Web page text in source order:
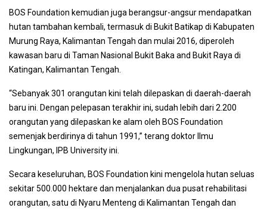
BOS Foundation kemudian juga berangsur-angsur mendapatkan
hutan tambahan kembali, termasuk di Bukit Batikap di Kabupaten
Murung Raya, Kalimantan Tengah dan mulai 2016, diperoleh
kawasan baru di Taman Nasional Bukit Baka and Bukit Raya di
Katingan, Kalimantan Tengah.
“Sebanyak 301 orangutan kini telah dilepaskan di daerah-daerah
baru ini. Dengan pelepasan terakhir ini, sudah lebih dari 2.200
orangutan yang dilepaskan ke alam oleh BOS Foundation
semenjak berdirinya di tahun 1991,” terang doktor Ilmu
Lingkungan, IPB University ini.
Secara keseluruhan, BOS Foundation kini mengelola hutan seluas
sekitar 500.000 hektare dan menjalankan dua pusat rehabilitasi
orangutan, satu di Nyaru Menteng di Kalimantan Tengah dan